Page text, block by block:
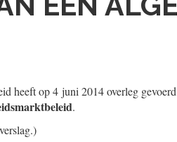
heeft op 4 juni 2014 overleg
.